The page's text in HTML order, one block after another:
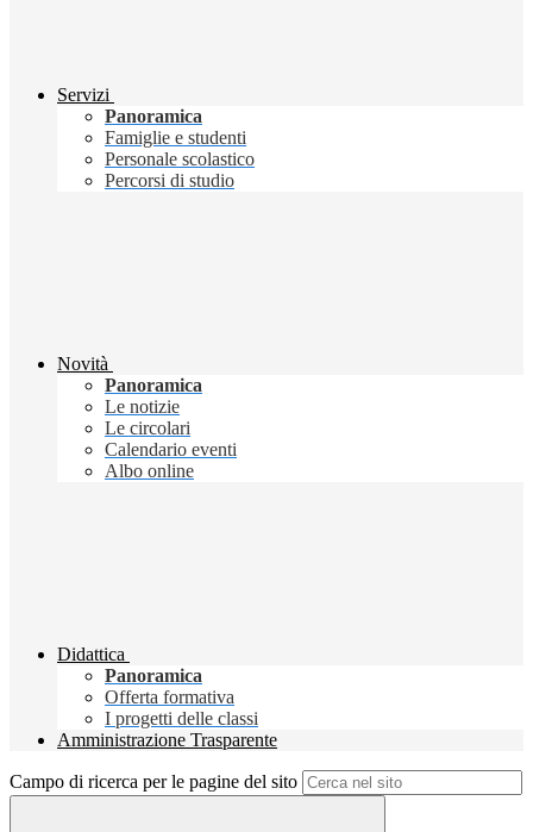
Servizi
Panoramica
Famiglie e studenti
Personale scolastico
Percorsi di studio
Novità
Panoramica
Le notizie
Le circolari
Calendario eventi
Albo online
Didattica
Panoramica
Offerta formativa
I progetti delle classi
Amministrazione Trasparente
Campo di ricerca per le pagine del sito